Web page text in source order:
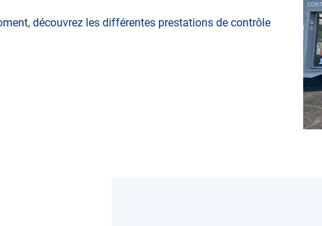
découvrez les différentes prestations de contrôle